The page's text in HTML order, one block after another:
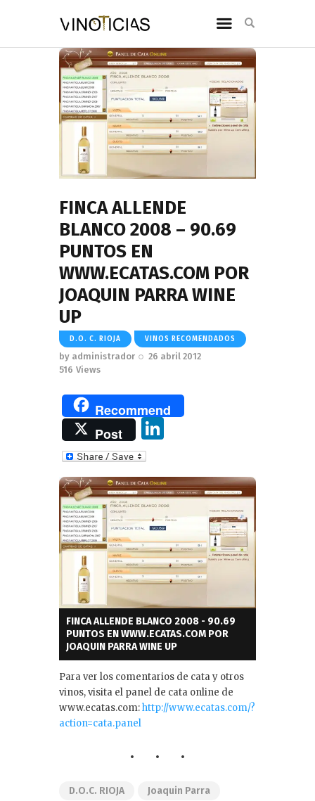
FINCA ALLENDE
BLANCO 2008 – 90.69
PUNTOS EN
WWW.ECATAS.COM POR
JOAQUIN PARRA WINE
UP
D.O. C. RIOJA VINOS RECOMENDADOS
by administrador
26 abril 2012
516 Views
Recommend
Post
k
e
dI
n
FINCA ALLENDE BLANCO 2008 - 90.69
PUNTOS EN WWW.ECATAS.COM POR
JOAQUIN PARRA WINE UP
Para ver los comentarios de cata y otros
vinos, visita el panel de cata online de
www.ecatas.com:http://www.ecatas.com/?
action=cata.panel
D.O.C. RIOJA
Joaquin Parra